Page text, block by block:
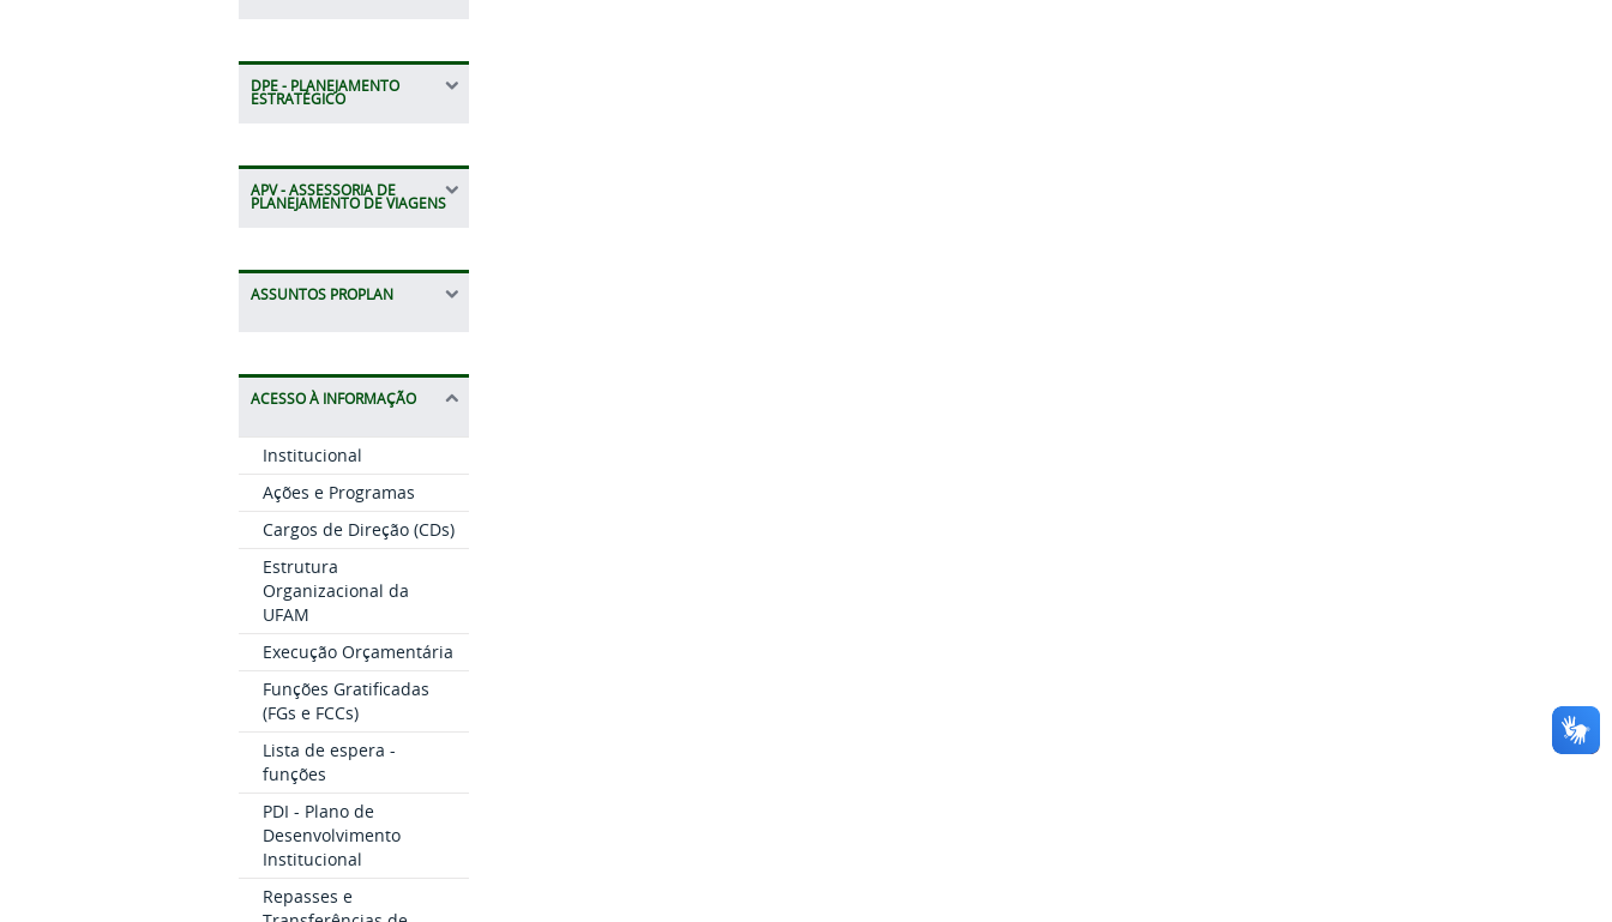
DPE - PLANEJAMENTO
ESTRATÉGICO
APV - ASSESSORIA DE
PLANEJAMENTO DE VIAGENS
ASSUNTOS PROPLAN
ACESSO À INFORMAÇÃO
Institucional
Ações e Programas
Cargos de Direção (CDs)
Estrutura
Organizacional da
UFAM
Execução Orçamentária
Funções Gratificadas
(FGs e FCCs)
Lista de espera -
funções
PDI - Plano de
Desenvolvimento
Institucional
Repasses e